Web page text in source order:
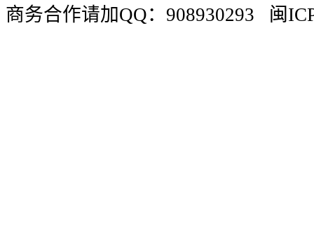
商务合作请加QQ：908930293 闽